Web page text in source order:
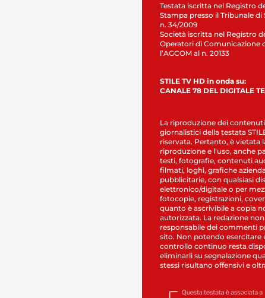
Testata iscritta nel Registro
Stampa presso il Tribunale di
n. 34/2009
Società iscritta nel Registro
Operatori di Comunicazione
l’AGCOM al n. 20133
STILE TV HD in onda su:
CANALE 78 DEL DIGITALE
La riproduzione dei contenuti
giornalistici della testata
riservata. Pertanto, è vietata
riproduzione e l’uso, anche
testi, fotografie, contenuti
filmati, loghi, grafiche
pubblicitarie, con qualsiasi
elettronico/digitale o per
fotocopie, registrazioni,
quanto è ascrivibile a copia
autorizzata. La redazione
responsabile dei commenti
sito. Non potendo esercitare
controllo continuo resta
eliminarli su segnalazione
stessi risultano offensivi e